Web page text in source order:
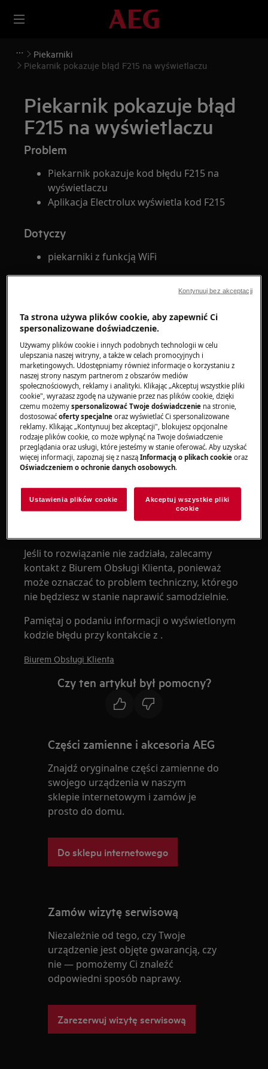
Piekarniki
Piekarnik pokazuje błąd F215 na wyświetlaczu
Piekarnik pokazuje błąd
F215 na wyświetlaczu
Problem
Piekarnik pokazuje kod błędu F215 na
wyświetlaczu
Aplikacja Electrolux wyświetla kod F215
Dotyczy
piekarniki z funkcją WiFi
Jeśli piekarnik wyświetla kod F215
wyświetlaczu urządzenia lub w aplikacji,
oznacza to, że wystąpił problem z
oprogramowaniem.
Jeśli kodF215jest wyświetlany tylko w aplikacji,
zalecamy wykonanie następujących czynności:
Ponownie zainstaluj aplikację na
smartfonie - najnowszą dostępną wersję
Połącz ponownie piekarnik z aplikacją
Odłącz piekarnik od zasilania na co
najmniej 30 minut. Następnie ponownie
połącz piekarnik z aplikacją. Jeśli dostępna
jest aktualizacja oprogramowania
piekarnika, zostanie ona zainstalowana w
Jeśli to rozwiązanie nie zadziała, zalecamy
kontakt z Biurem Obsługi Klienta, ponieważ
może oznaczać to problem techniczny, którego
nie będziesz w stanie naprawić samodzielnie.
Pamiętaj o podaniu informacji o wyświetlonym
kodzie błędu przy kontakcie z .
Biurem Obsługi Klienta
Czy ten artykuł był pomocny?
Części zamienne i akcesoria AEG
Znajdź oryginalne części zamienne do
swojego urządzenia w naszym
sklepie internetowym i zamów je
prosto do domu.
Do sklepu internetowego
Zamów wizytę serwisową
Niezależnie od tego, czy Twoje
urządzenie jest objęte gwarancją, czy
nie — pomożemy Ci znaleźć
odpowiedni sposób naprawy.
Zarezerwuj wizytę serwisową
Ta strona używa plików cookie, aby zapewnić Ci
spersonalizowane doświadczenie.
Używamy plików cookie i innych podobnych technologii w celu
ulepszania naszej witryny, a także w celach promocyjnych i
marketingowych. Udostępniamy również informacje o korzystaniu z
naszej strony naszym partnerom z obszarów mediów
społecznościowych, reklamy i analityki. Klikając „Akceptuj wszystkie pliki
cookie", wyrażasz zgodę na używanie przez nas plików cookie, dzięki
czemu możemyspersonalizować Twoje doświadczenie na stronie,
dostosowaćoferty specjalne oraz wyświetlać Ci spersonalizowane
reklamy. Klikając „Kontynuuj bez akceptacji", blokujesz opcjonalne
rodzaje plików cookie, co może wpłynąć na Twoje doświadczenie
przeglądania oraz usługi, które jesteśmy w stanie oferować. Aby uzyskać
więcej informacji, zapoznaj się z nasząInformacją o plikach cookie oraz
Oświadczeniem o ochronie danych osobowych.
Ustawienia plików cookie
Akceptuj wszystkie pliki
cookie
Kontynuuj bez akceptacji